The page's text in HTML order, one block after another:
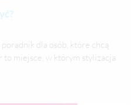
dla osób, które chcą
miejsce, w którym stylizacja